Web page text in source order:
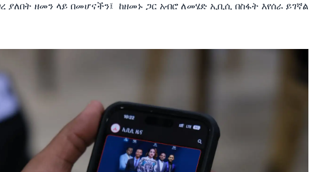
ዘመን ላይ በመሆናችን፤
ከዘመኑ ጋር አብሮ ለመሄድ ኢቢሲ በስፋት እየሰራ ይገኛል